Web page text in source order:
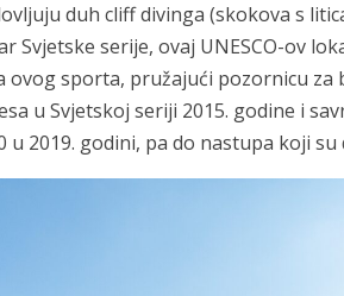
duh cliff divinga (skokova s
Svjetske serije, ovaj UNESCO-ov
ovog sporta, pružajući pozornicu
u Svjetskoj seriji 2015. godine i
u 2019. godini, pa do nastupa koji